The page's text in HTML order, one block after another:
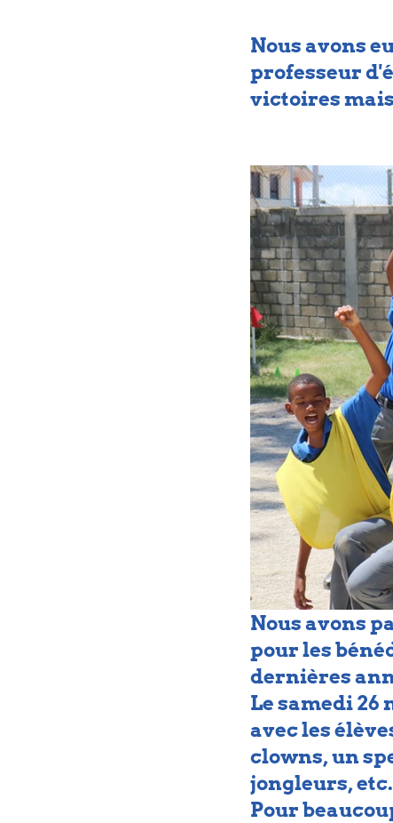
Nous avons
professeur
victoires
Nous avons
pour les
dernières
Le samedi 26
avec les
clowns, un
jongleurs,
Pour